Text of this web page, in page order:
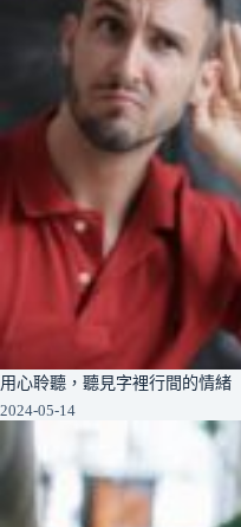
用心聆聽，聽見字裡行間的情緒
2024-05-14